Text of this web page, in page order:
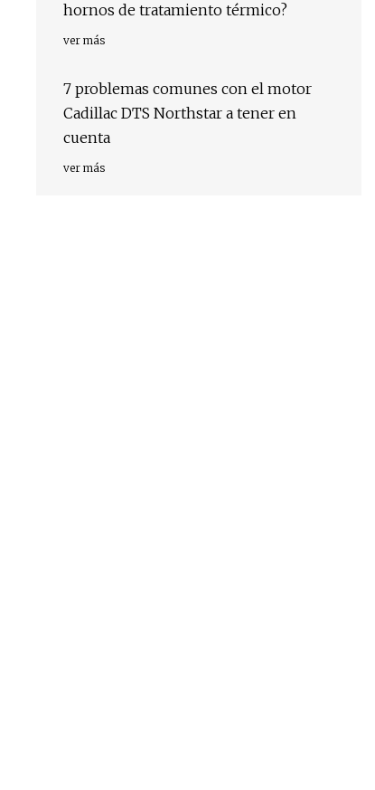
hornos de tratamiento térmico?
ver más
7 problemas comunes con el motor
Cadillac DTS Northstar a tener en
cuenta
ver más